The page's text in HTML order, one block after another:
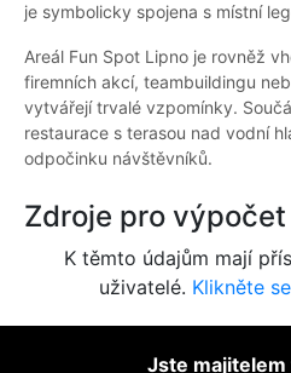
je symbolicky spojena s místní
Areál Fun Spot Lipno je rovněž
firemních akcí, teambuildingu
vytvářejí trvalé vzpomínky.
restaurace s terasou nad vodní
odpočinku návštěvníků.
Zdroje pro
K těmto údajům mají
uživatelé. Klikněte
Jste